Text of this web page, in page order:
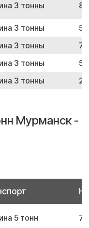
3 тонны
3 тонны
3 тонны
3 тонны
3 тонны
Мурманск -
5 тонн